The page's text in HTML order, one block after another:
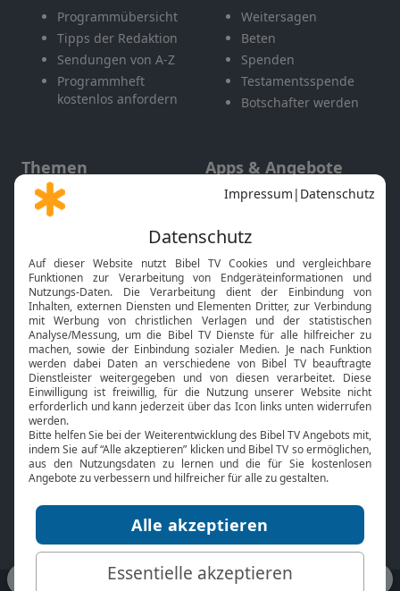
Programmübersicht
Tipps der Redaktion
Sendungen von A-Z
Programmheft
kostenlos anfordern
Weitersagen
Beten
Spenden
Testamentsspende
Botschafter werden
Themen
Gott und Bibel erklärt
Neuigkeiten
Apps & Angebote
Mobile App
Smart TV
HbbTV
Bibelthek Online-Bibel
Nächster Gottesdienst
Bibel TV
Über uns
Jobs
Mediadaten
Service
Kontakt
TV-Empfang